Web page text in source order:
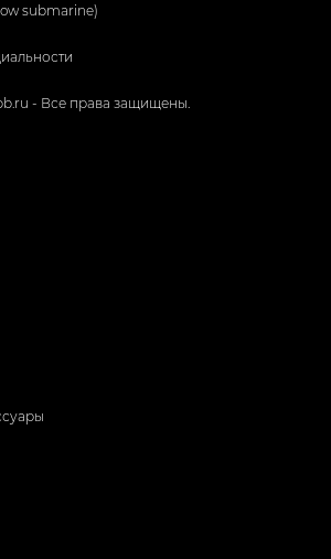
submarine)
- Все права защищены.